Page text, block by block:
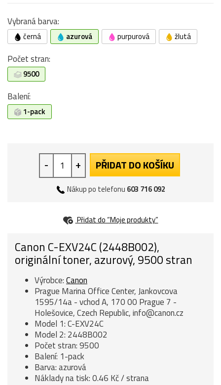
Vybraná barva:
černá azurová purpurová žlutá
Počet stran:
9500
Balení:
1-pack
- + PŘIDAT DO KOŠÍKU
Nákup po telefonu 603 716 092
Přidat do “Moje produkty”
Canon C-EXV24C (2448B002),
originální toner, azurový, 9500 stran
Výrobce:Canon
Prague Marina Office Center, Jankovcova
1595/14a - vchod A, 170 00 Prague 7 -
Holešovice, Czech Republic, info@canon.cz
Model 1: C-EXV24C
Model 2: 2448B002
Počet stran: 9500
Balení: 1-pack
Barva: azurová
Náklady na tisk: 0.46 Kč / strana